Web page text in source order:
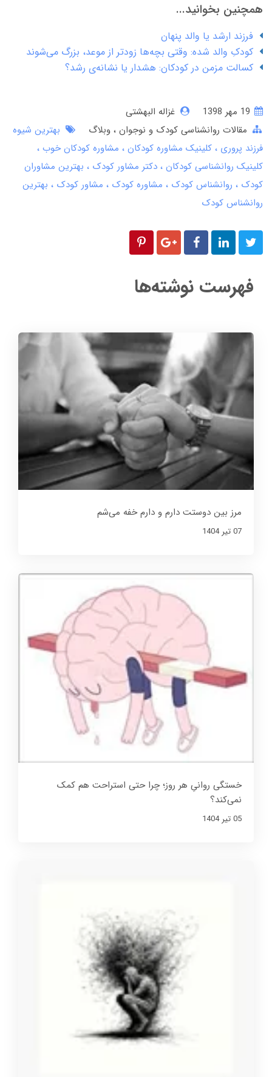
همچنین بخوانید...
فرزند ارشد یا والد پنهان
کودکِ والد شده: وقتی بچه‌ها زودتر از موعد، بزرگ می‌شوند
کسالت مزمن در کودکان: هشدار یا نشانه‌ی رشد؟
غزاله البهشتی
مقالات روانشناسی کودک و نوجوان وبلاگ
بهترین شیوه
فرزند پروری
کلینیک مشاوره کودکان
مشاوره کودکان خوب
کلینیک روانشناسی کودکان دکتر مشاور کودک
بهترین مشاوران
کودک
روانشناس کودک مشاوره کودک مشاور کودک
بهترین
روانشناس کودک
فهرست نوشته‌ها
مرز بین دوستت دارم و دارم خفه می‌شم
07 تير 1404
خستگی روانیِ هر روز؛ چرا حتی استراحت هم کمک
نمی‌کند؟
05 تير 1404